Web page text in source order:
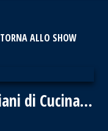
TORNA ALLO SHOW
di Cucina